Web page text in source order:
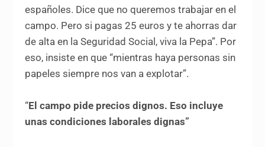
españoles. Dice que no queremos trabajar en el
campo. Pero si pagas 25 euros y te ahorras dar
de alta en la Seguridad Social, viva la Pepa”. Por
eso, insiste en que “mientras haya personas sin
papeles siempre nos van a explotar”.
“El campo pide precios dignos. Eso incluye
unas condiciones laborales dignas”